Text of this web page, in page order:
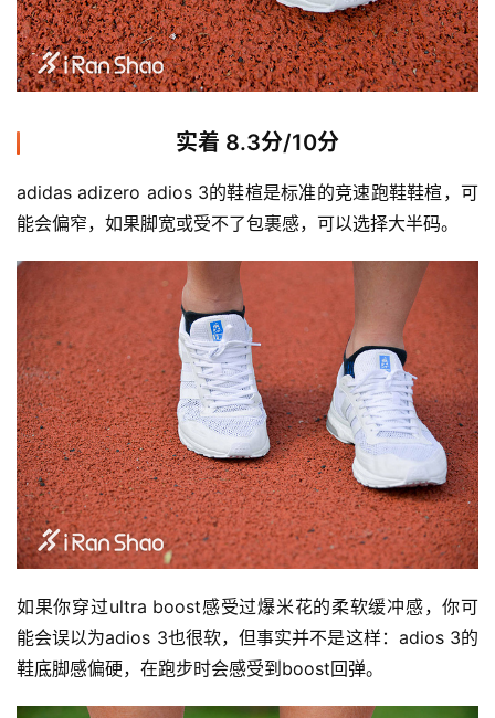
实着 8.3分/10分
adidas adizero adios 3的鞋楦是标准的竞速跑鞋鞋楦，可
能会偏窄，如果脚宽或受不了包裹感，可以选择大半码。
如果你穿过ultra boost感受过爆米花的柔软缓冲感，你可
能会误以为adios 3也很软，但事实并不是这样：adios 3的
鞋底脚感偏硬，在跑步时会感受到boost回弹。